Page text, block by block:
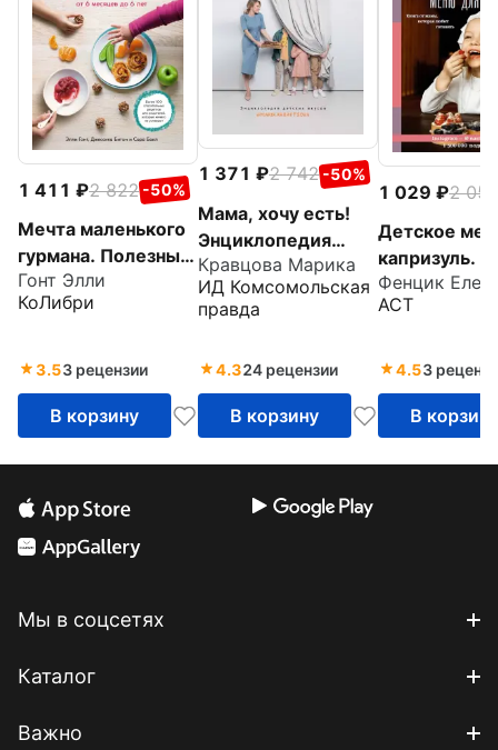
1 411 2 822 -50%
Мечта маленького
гурмана. Полезные
вкусняшки для
детей от 6 месяцев
Гонт Элли
КоЛибри
3.53 рецензии
В корзину
1 371 2 742 -50%
Мама, хочу есть!
Энциклопедия
детских вкусов
Кравцова Марика
ИД Комсомольская
правда
4.324 рецензии
В корзину
1 029
2 057
Детское
капризуль.
мамы,
любит
АСТ
4.53
В корзину
Мы в соцсетях
Каталог
Важно